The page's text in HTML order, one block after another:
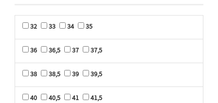
32 33 34 35
36 36,5 37 37,5
38 38,5 39 39,5
40 40,5 41 41,5